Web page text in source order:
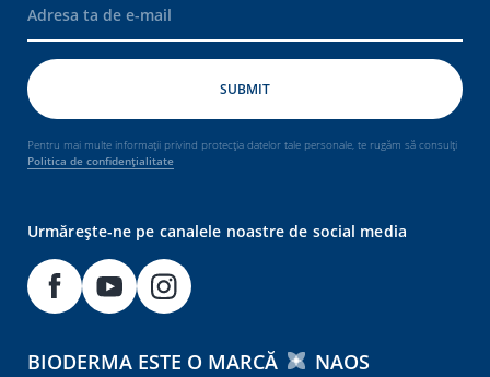
Pentru mai multe informații privind protecția datelor tale personale, te rugăm să consulți
Politica de confidențialitate
Urmărește-ne pe canalele noastre de social media
BIODERMA ESTE O MARCĂ NAOS